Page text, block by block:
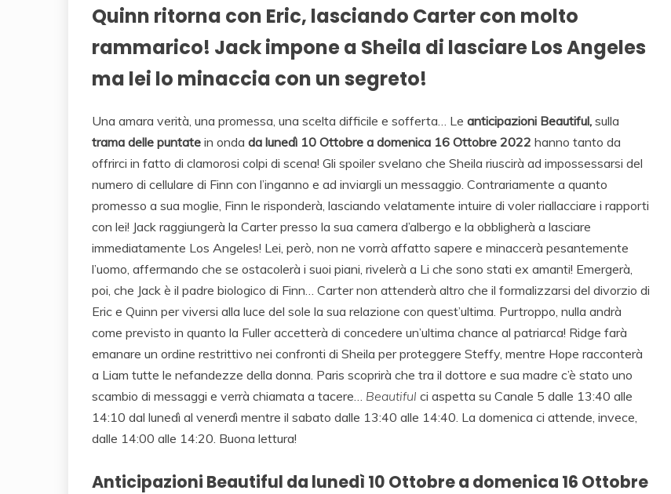
Quinn ritorna con Eric, lasciando Carter con molto
rammarico! Jack impone a Sheila di lasciare Los Angeles
ma lei lo minaccia con un segreto!
Una amara verità, una promessa, una scelta difficile e sofferta… Le anticipazioni Beautiful, sulla
trama delle puntate in onda da lunedì 10 Ottobre a domenica 16 Ottobre 2022 hanno tanto da
offrirci in fatto di clamorosi colpi di scena! Gli spoiler svelano che Sheila riuscirà ad impossessarsi del
numero di cellulare di Finn con l’inganno e ad inviargli un messaggio. Contrariamente a quanto
promesso a sua moglie, Finn le risponderà, lasciando velatamente intuire di voler riallacciare i rapporti
con lei! Jack raggiungerà la Carter presso la sua camera d’albergo e la obbligherà a lasciare
immediatamente Los Angeles! Lei, però, non ne vorrà affatto sapere e minaccerà pesantemente
l’uomo, affermando che se ostacolerà i suoi piani, rivelerà a Li che sono stati ex amanti! Emergerà,
poi, che Jack è il padre biologico di Finn… Carter non attenderà altro che il formalizzarsi del divorzio di
Eric e Quinn per viversi alla luce del sole la sua relazione con quest’ultima. Purtroppo, nulla andrà
come previsto in quanto la Fuller accetterà di concedere un’ultima chance al patriarca! Ridge farà
emanare un ordine restrittivo nei confronti di Sheila per proteggere Steffy, mentre Hope racconterà
a Liam tutte le nefandezze della donna. Paris scoprirà che tra il dottore e sua madre c’è stato uno
scambio di messaggi e verrà chiamata a tacere… Beautiful ci aspetta su Canale 5 dalle 13:40 alle
14:10 dal lunedì al venerdì mentre il sabato dalle 13:40 alle 14:40. La domenica ci attende, invece,
dalle 14:00 alle 14:20. Buona lettura!
Anticipazioni Beautiful da lunedì 10 Ottobre a domenica 16 Ottobre